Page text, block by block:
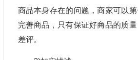
商品本身存在的问题，商家可以
完善商品，只有保证好商品的质
差评。